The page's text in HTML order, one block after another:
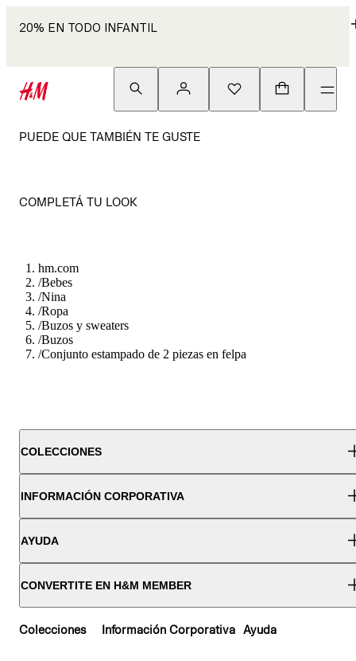
20% EN TODO INFANTIL
PUEDE QUE TAMBIÉN TE GUSTE
COMPLETÁ TU LOOK
hm.com
/Bebes
/Nina
/Ropa
/Buzos y sweaters
/Buzos
/Conjunto estampado de 2 piezas en felpa
COLECCIONES
INFORMACIÓN CORPORATIVA
AYUDA
CONVERTITE EN H&M MEMBER
Colecciones Información Corporativa Ayuda